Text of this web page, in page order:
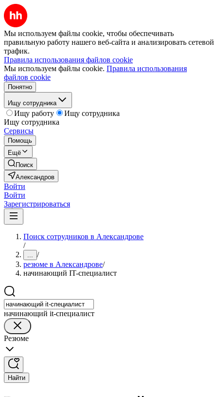
Мы используем файлы cookie, чтобы обеспечивать
правильную работу нашего веб-сайта и анализировать сетевой
трафик.
Правила использования файлов cookie
Мы используем файлы cookie. Правила использования
файлов cookie
Понятно
Ищу сотрудника
Ищу работу
Ищу сотрудника
Ищу сотрудника
Сервисы
Помощь
Ещё
Поиск
Александров
Войти
Войти
Зарегистрироваться
Поиск сотрудников в Александрове
/
... /
резюме в Александрове/
начинающий IT-специалист
начинающий it-специалист
Резюме
Найти